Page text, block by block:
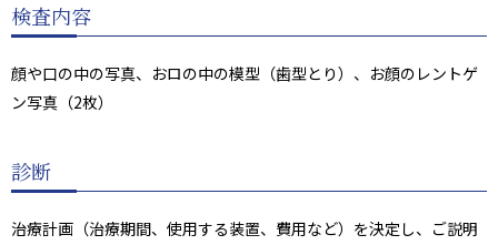
検査内容
顔や口の中の写真、おロの中の模型（歯型とり）、お顔のレントゲ
ン写真（2枚）
診断
治療計画（治療期間、使用する装置、費用など）を決定し、ご説明